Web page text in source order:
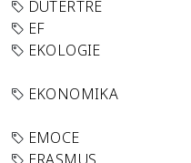
DUTERTRE
EF
EKOLOGIE
EKONOMIKA
EMOCE